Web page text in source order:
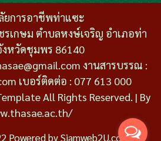
ยการอาชีพท่าแซะ
เกษม ตำบลหงษ์เจริญ อำเภอท่า
หวัดชุมพร 86140
งานสารบรรณ :
เบอร์ติดต่อ : 077 613 000
All Rights Reserved. | By
Powered bySiamweb2U.com